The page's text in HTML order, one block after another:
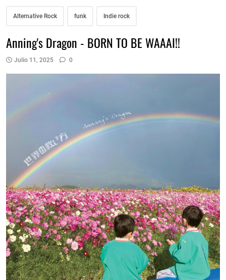
Alternative Rock funk Indie rock
Anning's Dragon - BORN TO BE WAAAI!!
Julio 11, 2025 0